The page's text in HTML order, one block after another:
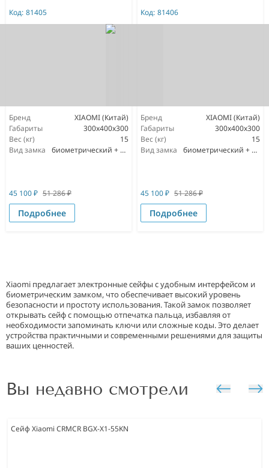
Код: 81405
Бренд
XIAOMI (Китай)
Габариты
300х400х300
Вес (кг)
15
Вид замка
биометрический + мастер ключ
45 100₽ 51 286₽
Подробнее
Код: 81406
Бренд
XIAOMI (Китай)
Габариты
300х400х300
Вес (кг)
15
Вид замка
биометрический + мастер ключ
45 100₽ 51 286₽
Подробнее
Xiaomi предлагает электронные сейфы с удобным интерфейсом и
биометрическим замком, что обеспечивает высокий уровень
безопасности и простоту использования. Такой замок позволяет
открывать сейф с помощью отпечатка пальца, избавляя от
необходимости запоминать ключи или сложные коды. Это делает
устройства практичными и современными решениями для защиты
ваших ценностей.
Вы недавно смотрели
Сейф Xiaomi CRMCR BGX-X1-55KN